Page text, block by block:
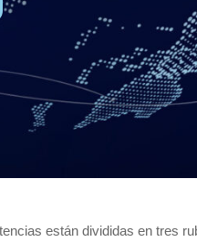
a pasar de
están divididas en tres